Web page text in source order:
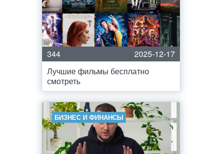
344
2025-12-17
Лучшие фильмы бесплатно
смотреть
БИЗНЕС И ФИНАНСЫ